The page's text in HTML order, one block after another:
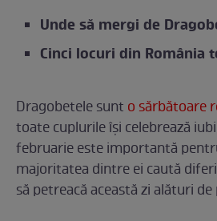
Unde să mergi de
Cinci locuri din România
Dragobetele sunt o sărbătoare
toate cuplurile își celebrează
februarie este importantă
majoritatea dintre ei caută
să petreacă această zi alături